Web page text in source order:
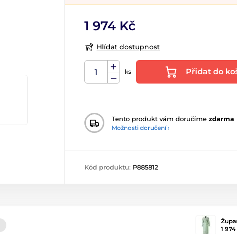
1 974 Kč
Hlídat dostupnost
ks Přidat do
Tento produkt vám doručíme zdarma
Možnosti doručení ›
Kód produktu: P885812
1